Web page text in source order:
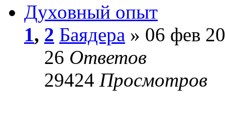
Духовный опыт
1, 2 Баядера » 06 фев
26 Ответов
29424 Просмотров